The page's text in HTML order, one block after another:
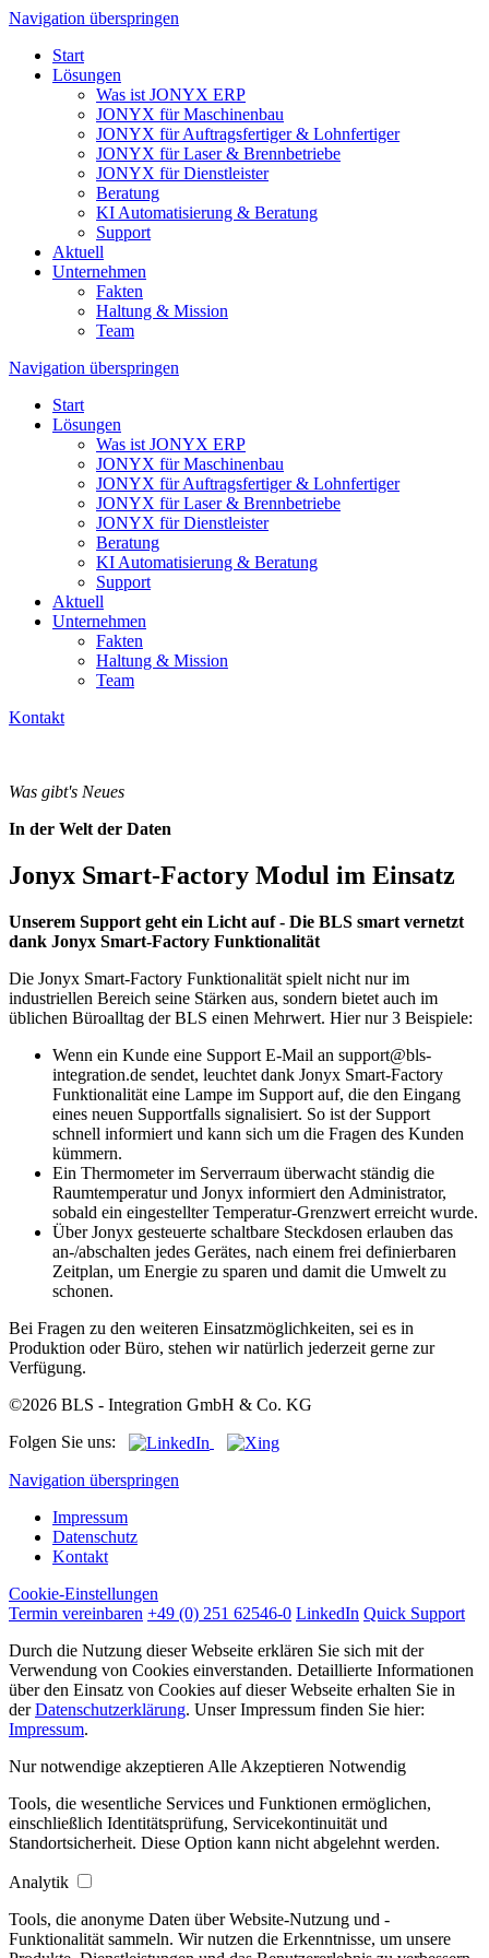
Navigation überspringen
Start
Lösungen
Was ist JONYX ERP
JONYX für Maschinenbau
JONYX für Auftragsfertiger & Lohnfertiger
JONYX für Laser & Brennbetriebe
JONYX für Dienstleister
Beratung
KI Automatisierung & Beratung
Support
Aktuell
Unternehmen
Fakten
Haltung & Mission
Team
Navigation überspringen
Start
Lösungen
Was ist JONYX ERP
JONYX für Maschinenbau
JONYX für Auftragsfertiger & Lohnfertiger
JONYX für Laser & Brennbetriebe
JONYX für Dienstleister
Beratung
KI Automatisierung & Beratung
Support
Aktuell
Unternehmen
Fakten
Haltung & Mission
Team
Kontakt
Was gibt's Neues
In der Welt der Daten
Jonyx Smart-Factory Modul im Einsatz
Unserem Support geht ein Licht auf - Die BLS smart vernetzt
dank Jonyx Smart-Factory Funktionalität
Die Jonyx Smart-Factory Funktionalität spielt nicht nur im
industriellen Bereich seine Stärken aus, sondern bietet auch im
üblichen Büroalltag der BLS einen Mehrwert. Hier nur 3 Beispiele:
Wenn ein Kunde eine Support E-Mail an support@bls-
integration.de sendet, leuchtet dank Jonyx Smart-Factory
Funktionalität eine Lampe im Support auf, die den Eingang
eines neuen Supportfalls signalisiert. So ist der Support
schnell informiert und kann sich um die Fragen des Kunden
kümmern.
Ein Thermometer im Serverraum überwacht ständig die
Raumtemperatur und Jonyx informiert den Administrator,
sobald ein eingestellter Temperatur-Grenzwert erreicht wurde.
Über Jonyx gesteuerte schaltbare Steckdosen erlauben das
an-/abschalten jedes Gerätes, nach einem frei definierbaren
Zeitplan, um Energie zu sparen und damit die Umwelt zu
schonen.
Bei Fragen zu den weiteren Einsatzmöglichkeiten, sei es in
Produktion oder Büro, stehen wir natürlich jederzeit gerne zur
Verfügung.
©2026 BLS - Integration GmbH & Co. KG
Folgen Sie uns:
Navigation überspringen
Impressum
Datenschutz
Kontakt
Cookie-Einstellungen
Termin vereinbaren +49 (0) 251 62546-0 LinkedIn Quick Support
Durch die Nutzung dieser Webseite erklären Sie sich mit der
Verwendung von Cookies einverstanden. Detaillierte Informationen
über den Einsatz von Cookies auf dieser Webseite erhalten Sie in
derDatenschutzerklärung. Unser Impressum finden Sie hier:
Impressum.
Nur notwendige akzeptieren Alle Akzeptieren Notwendig
Tools, die wesentliche Services und Funktionen ermöglichen,
einschließlich Identitätsprüfung, Servicekontinuität und
Standortsicherheit. Diese Option kann nicht abgelehnt werden.
Analytik
Tools, die anonyme Daten über Website-Nutzung und -
Funktionalität sammeln. Wir nutzen die Erkenntnisse, um unsere